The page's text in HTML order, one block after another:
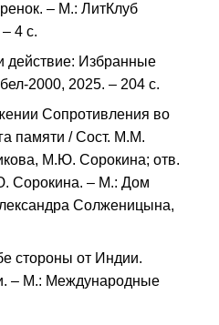
– М.: ЛитКлуб
4 с.
действие: Избранные
2000, 2025. – 204 с.
Сопротивления во
памяти / Сост. М.М.
М.Ю. Сорокина; отв.
Сорокина. – М.: Дом
Солженицына,
стороны от Индии.
– М.: Международные